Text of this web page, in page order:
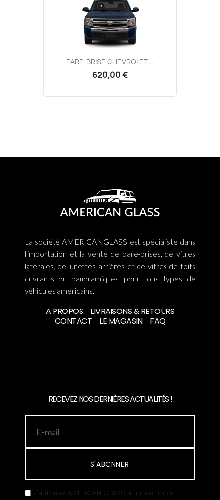
PARE-BRISE CHEVROLET...
620,00 €
La société AMERICANGLASS est spécialiste dans
l'importation et la vente de pare-brises, de vitres
latérales, de lunettes arrières et de vitres de toits
ouvrants ou panoramiques pour tous types de
véhicules américains.
A PROPOS
LIVRAISONS & RETOURS
CONTACT
LE MAGASIN FAQ
RECEVEZ NOS DERNIÈRES ACTUALITÉS !
S'ABONNER
J’autorise AMERICAN GLASS à utiliser mon